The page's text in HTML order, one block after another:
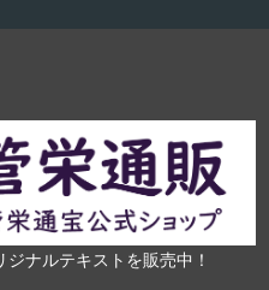
ナルテキストを販売中！